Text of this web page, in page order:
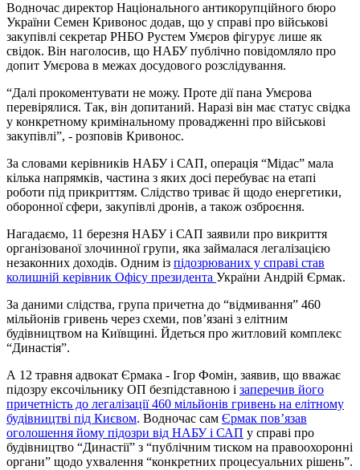
Водночас директор Національного антикорупційного бюро
України Семен Кривонос додав, що у справі про військові
закупівлі секретар РНБО Рустем Умєров фігурує лише як
свідок. Він наголосив, що НАБУ публічно повідомляло про
допит Умєрова в межах досудового розслідування.
“Далі прокоментувати не можу. Проте дії пана Умєрова
перевірялися. Так, він допитаний. Наразі він має статус свідка
у конкретному кримінальному провадженні про військові
закупівлі”, - розповів Кривонос.
За словами керівників НАБУ і САП, операція “Мідас” мала
кілька напрямків, частина з яких досі перебуває на етапі
роботи під прикриттям. Слідство триває й щодо енергетики,
оборонної сфери, закупівлі дронів, а також озброєння.
Нагадаємо, 11 березня НАБУ і САП заявили про викриття
організованої злочинної групи, яка займалася легалізацією
незаконних доходів. Одним із підозрюваних у справі став
колишній керівник Офісу президента України Андрій Єрмак.
За даними слідства, група причетна до “відмивання” 460
мільйонів гривень через схеми, пов’язані з елітним
будівництвом на Київщині. Йдеться про житловий комплекс
“Династія”.
А 12 травня адвокат Єрмака - Ігор Фомін, заявив, що вважає
підозру ексочільнику ОП безпідставною і заперечив його
причетність до легалізації 460 мільйонів гривень на елітному
будівництві під Києвом. Водночас сам Єрмак пов’язав
оголошення йому підозри від НАБУ і САП у справі про
будівництво “Династії” з “публічним тиском на правоохоронні
органи” щодо ухвалення “конкретних процесуальних рішень”.